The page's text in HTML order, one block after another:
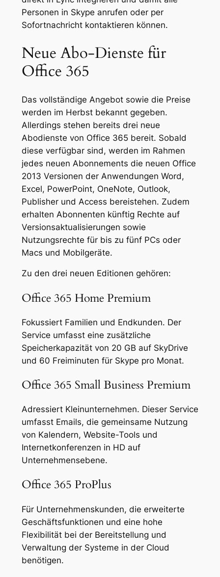
Personen in Skype anrufen oder per
Sofortnachricht kontaktieren können.
Neue Abo-Dienste für
Office 365
Das vollständige Angebot sowie die Preise
werden im Herbst bekannt gegeben.
Allerdings stehen bereits drei neue
Abodienste von Office 365 bereit. Sobald
diese verfügbar sind, werden im Rahmen
jedes neuen Abonnements die neuen Office
2013 Versionen der Anwendungen Word,
Excel, PowerPoint, OneNote, Outlook,
Publisher und Access bereistehen. Zudem
erhalten Abonnenten künftig Rechte auf
Versionsaktualisierungen sowie
Nutzungsrechte für bis zu fünf PCs oder
Macs und Mobilgeräte.
Zu den drei neuen Editionen gehören:
Office 365 Home Premium
Fokussiert Familien und Endkunden. Der
Service umfasst eine zusätzliche
Speicherkapazität von 20 GB auf SkyDrive
und 60 Freiminuten für Skype pro Monat.
Office 365 Small Business Premium
Adressiert Kleinunternehmen. Dieser Service
umfasst Emails, die gemeinsame Nutzung
von Kalendern, Website-Tools und
Internetkonferenzen in HD auf
Unternehmensebene.
Office 365 ProPlus
Für Unternehmenskunden, die erweiterte
Geschäftsfunktionen und eine hohe
Flexibilität bei der Bereitstellung und
Verwaltung der Systeme in der Cloud
benötigen.